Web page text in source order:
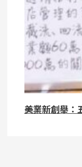
美業新創舉：